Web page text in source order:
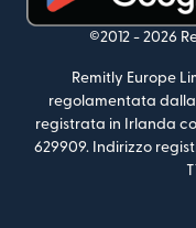
(si apre in una
©2012 - 2026
Remitly Europe
regolamentata
registrata in Irlanda
629909. Indirizzo